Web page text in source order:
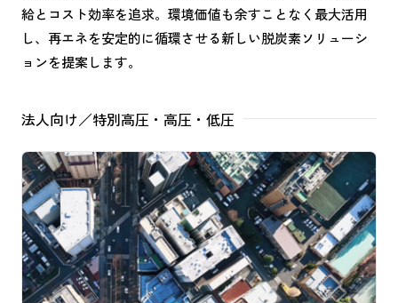
給とコスト効率を追求。環境価値も余すことなく最大活用
し、再エネを安定的に循環させる新しい脱炭素ソリューシ
ョンを提案します。
法人向け／特別高圧・高圧・低圧